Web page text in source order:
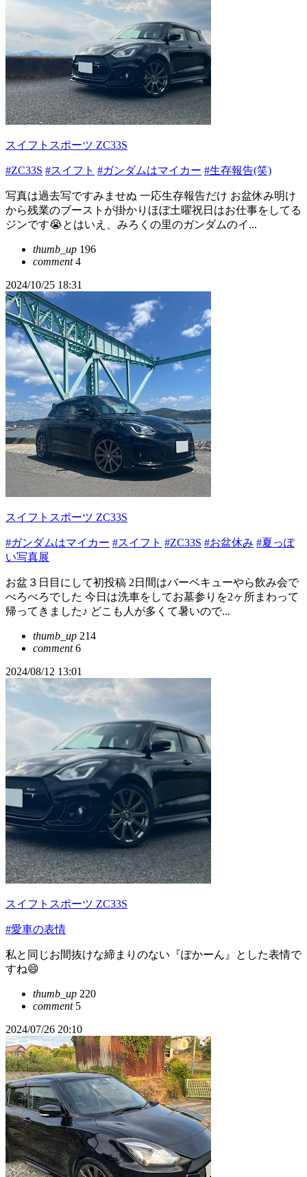
スイフトスポーツ ZC33S
#ZC33S #スイフト #ガンダムはマイカー #生存報告(笑)
写真は過去写ですみませぬ 一応生存報告だけ お盆休み明け
から残業のブーストが掛かりほぼ土曜祝日はお仕事をしてる
ジンです😭とはいえ、みろくの里のガンダムのイ...
thumb_up 196
comment4
2024/10/25 18:31
スイフトスポーツ ZC33S
#ガンダムはマイカー #スイフト #ZC33S #お盆休み #夏っぽ
い写真展
お盆３日目にして初投稿 2日間はバーベキューやら飲み会で
べろべろでした 今日は洗車をしてお墓参りを2ヶ所まわって
帰ってきました♪ どこも人が多くて暑いので...
thumb_up 214
comment6
2024/08/12 13:01
スイフトスポーツ ZC33S
#愛車の表情
私と同じお間抜けな締まりのない『ぽかーん』とした表情で
すね😄
thumb_up 220
comment5
2024/07/26 20:10